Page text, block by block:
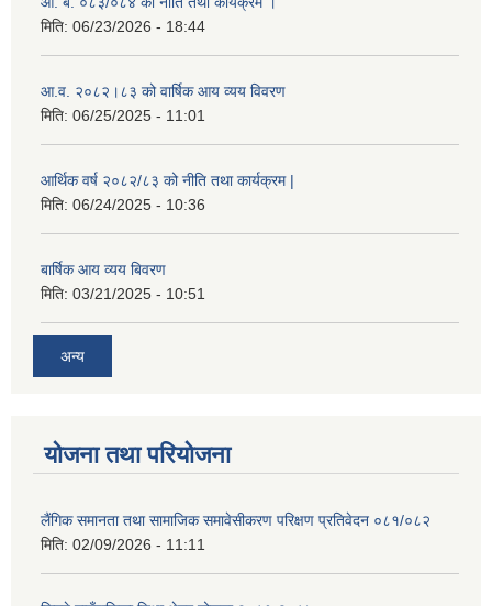
मिति: 06/23/2026 - 18:44
आ.व. २०८२।८३ को वार्षिक आय व्यय विवरण
मिति: 06/25/2025 - 11:01
आर्थिक वर्ष २०८२/८३ को नीति तथा कार्यक्रम |
मिति: 06/24/2025 - 10:36
बार्षिक आय व्यय बिवरण
मिति: 03/21/2025 - 10:51
अन्य
योजना तथा परियोजना
लैंगिक समानता तथा सामाजिक समावेसीकरण परिक्षण प्रतिवेदन ०८१/०८२
मिति: 02/09/2026 - 11:11